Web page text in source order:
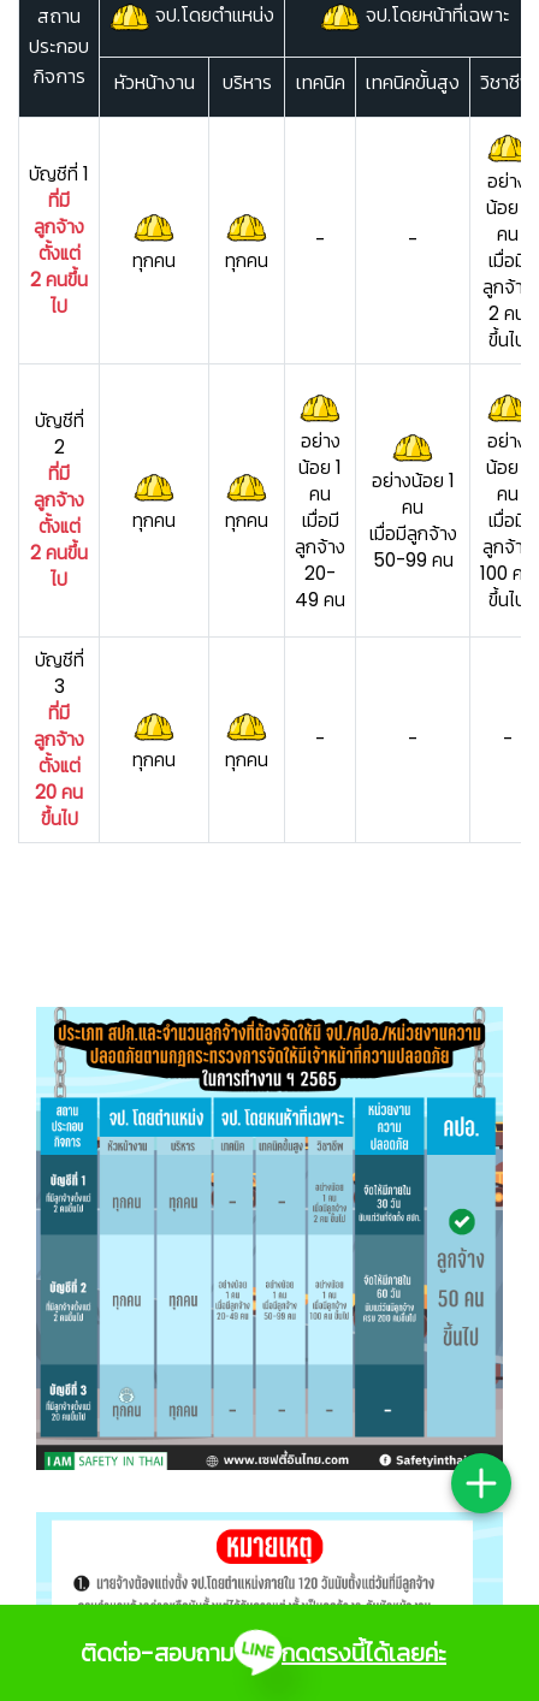
👷‍♀
สถาน
ประกอบ
กิจการ
จป.โดยตำแหน่ง จป.โดยหน้าที่เฉพาะ
หัวหน้างาน บริหาร เทคนิค เทคนิคขั้นสูง วิชาชีพ
บัญชีที่ 1
ที่มี
ลูกจ้าง
ตั้งแต่
2 คนขึ้น
ไป
ทุกคน ทุกคน
- -
อย่าง
น้อย 1
คน
เมื่อมี
ลูกจ้าง
2 คน
ขึ้นไป
บัญชีที่
2
ที่มี
ลูกจ้าง
ตั้งแต่
2 คนขึ้น
ไป
ทุกคน ทุกคน
อย่าง
น้อย 1
คน
เมื่อมี
ลูกจ้าง
20-
49 คน
อย่างน้อย 1
คน
เมื่อมีลูกจ้าง
50-99 คน
อย่าง
น้อย 1
คน
เมื่อมี
ลูกจ้าง
100 คน
ขึ้นไป
บัญชีที่
3
ที่มี
ลูกจ้าง
ตั้งแต่
20 คน
ขึ้นไป
ทุกคน ทุกคน
- - -
ติดต่อ-สอบถาม กดตรงนี้ได้เลยค่ะ